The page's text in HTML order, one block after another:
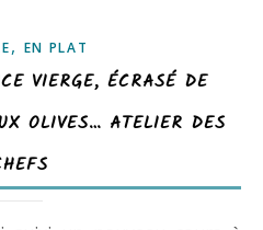
, EN PLAT
VIERGE, ÉCRASÉ DE
OLIVES… ATELIER DES